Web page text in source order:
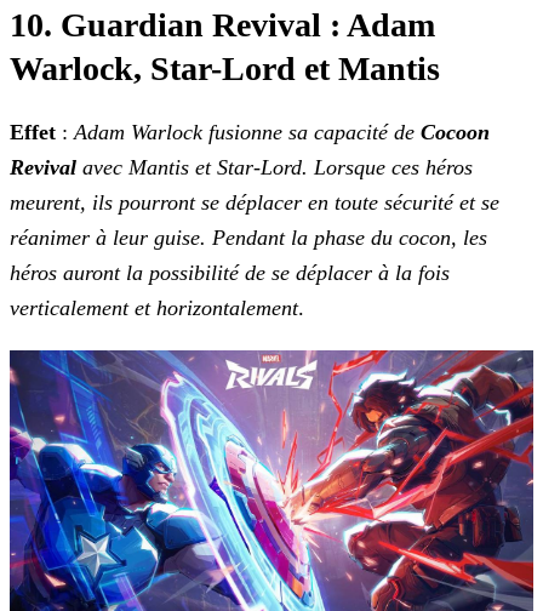
10. Guardian Revival : Adam
Warlock, Star-Lord et Mantis
Effet :Adam Warlock fusionne sa capacité de Cocoon
Revival avec Mantis et Star-Lord. Lorsque ces héros
meurent, ils pourront se déplacer en toute sécurité et se
réanimer à leur guise. Pendant la phase du cocon, les
héros auront la possibilité de se déplacer à la fois
verticalement et horizontalement.